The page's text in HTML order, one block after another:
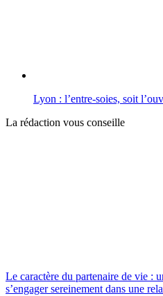
Lyon : l’entre-soies, soit
La rédaction vous conseille
Le caractère du partenaire de vie :
s’engager sereinement dans une